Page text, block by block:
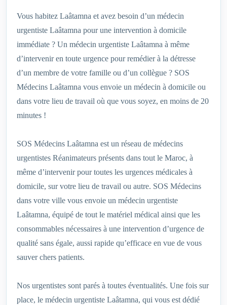
Vous habitez Laâtamna et avez besoin d’un médecin
urgentiste Laâtamna pour une intervention à domicile
immédiate ? Un médecin urgentiste Laâtamna à même
d’intervenir en toute urgence pour remédier à la détresse
d’un membre de votre famille ou d’un collègue ? SOS
Médecins Laâtamna vous envoie un médecin à domicile ou
dans votre lieu de travail où que vous soyez, en moins de 20
minutes !
SOS Médecins Laâtamna est un réseau de médecins
urgentistes Réanimateurs présents dans tout le Maroc, à
même d’intervenir pour toutes les urgences médicales à
domicile, sur votre lieu de travail ou autre. SOS Médecins
dans votre ville vous envoie un médecin urgentiste
Laâtamna, équipé de tout le matériel médical ainsi que les
consommables nécessaires à une intervention d’urgence de
qualité sans égale, aussi rapide qu’efficace en vue de vous
sauver chers patients.
Nos urgentistes sont parés à toutes éventualités. Une fois sur
place, le médecin urgentiste Laâtamna, qui vous est dédié